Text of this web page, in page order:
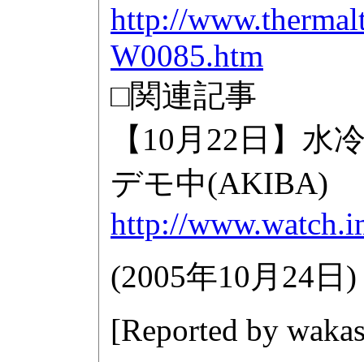
http://
W0085.htm
□関連記事
【10月22日】水
デモ中(AKIBA)
http://
(2005年10月24日 )
[Reported by